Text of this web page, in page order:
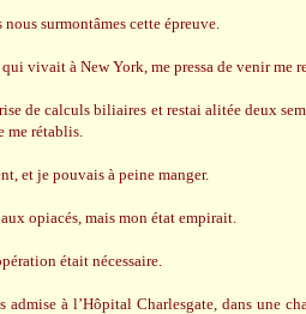
surmontâmes cette épreuve.
vivait à New York, me pressa de venir me
de calculs biliaires et restai alitée deux
me rétablis.
et je pouvais à peine manger.
opiacés, mais mon état empirait.
était nécessaire.
à l’Hôpital Charlesgate, dans une